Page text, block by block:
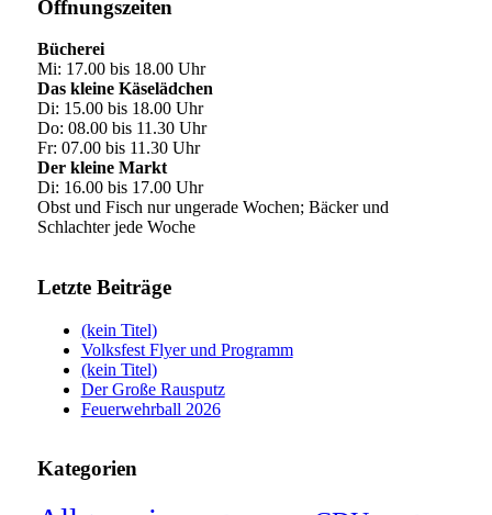
Öffnungszeiten
Bücherei
Mi: 17.00 bis 18.00 Uhr
Das kleine Käselädchen
Di: 15.00 bis 18.00 Uhr
Do: 08.00 bis 11.30 Uhr
Fr: 07.00 bis 11.30 Uhr
Der kleine Markt
Di: 16.00 bis 17.00 Uhr
Obst und Fisch nur ungerade Wochen; Bäcker und
Schlachter jede Woche
Letzte Beiträge
(kein Titel)
Volksfest Flyer und Programm
(kein Titel)
Der Große Rausputz
Feuerwehrball 2026
Kategorien